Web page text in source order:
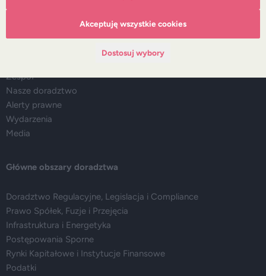
Zespół
Nasze doradztwo
Alerty prawne
Wydarzenia
Media
Główne obszary doradztwa
Doradztwo Regulacyjne, Legislacja i Compliance
Prawo Spółek, Fuzje i Przejęcia
Infrastruktura i Energetyka
Postępowania Sporne
Rynki Kapitałowe i Instytucje Finansowe
Podatki
Akceptuję wszystkie cookies
Dostosuj wybory